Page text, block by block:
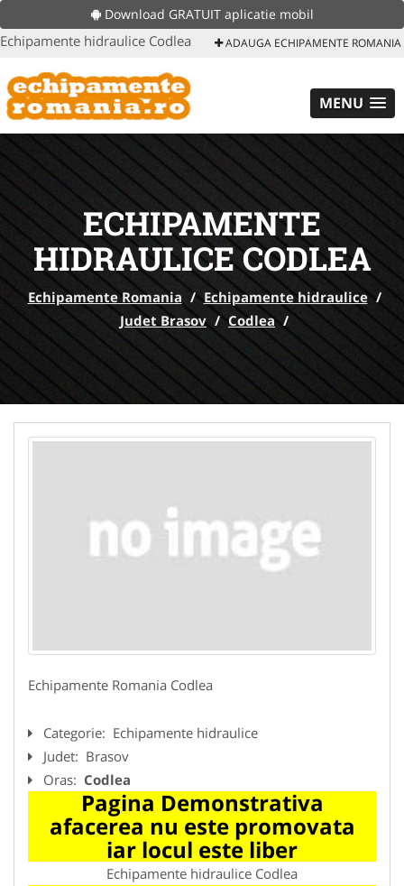
Download GRATUIT aplicatie mobil
Echipamente hidraulice Codlea ADAUGA ECHIPAMENTE ROMANIA
MENU
ECHIPAMENTE
HIDRAULICE CODLEA
Echipamente Romania / Echipamente hidraulice /
Judet Brasov / Codlea /
Echipamente Romania Codlea
Categorie: Echipamente hidraulice
Judet: Brasov
Oras: Codlea
Pagina Demonstrativa
afacerea nu este promovata
iar locul este liber
Echipamente hidraulice Codlea